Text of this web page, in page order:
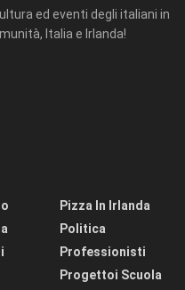
ed eventi degli italiani in
Italia e Irlanda!
Pizza In Irlanda
Politica
Professionisti
Progettoi Scuola